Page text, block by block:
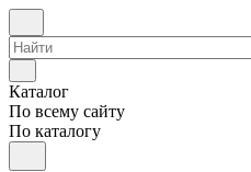
Каталог
По всему сайту
По каталогу